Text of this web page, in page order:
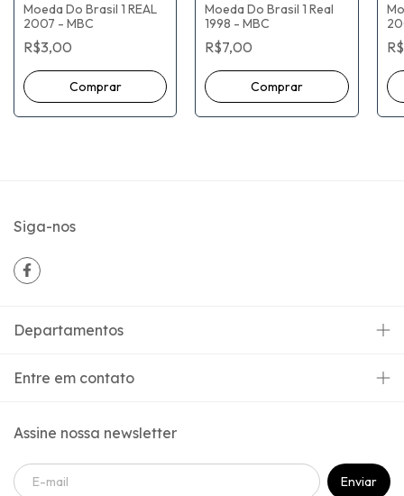
Moeda Do Brasil 1 REAL
2007 - MBC
R$3,00
Moeda Do Brasil 1 Real
1998 - MBC
R$7,00
Siga-nos
Departamentos
Entre em contato
Assine nossa newsletter